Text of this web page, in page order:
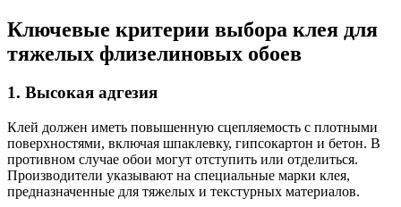
Ключевые критерии выбора клея для
тяжелых флизелиновых обоев
1. Высокая адгезия
Клей должен иметь повышенную сцепляемость с плотными
поверхностями, включая шпаклевку, гипсокартон и бетон. В
противном случае обои могут отступить или отделиться.
Производители указывают на специальные марки клея,
предназначенные для тяжелых и текстурных материалов.